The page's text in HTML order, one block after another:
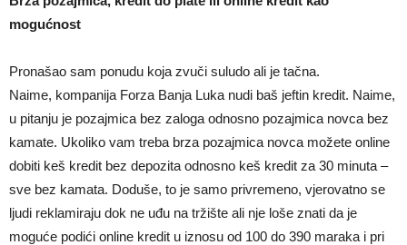
mogućnost
Pronašao sam ponudu koja zvuči suludo ali je tačna.
Naime, kompanija Forza Banja Luka nudi baš jeftin kredit. Naime,
u pitanju je pozajmica bez zaloga odnosno pozajmica novca bez
kamate. Ukoliko vam treba brza pozajmica novca možete online
dobiti keš kredit bez depozita odnosno keš kredit za 30 minuta –
sve bez kamata. Doduše, to je samo privremeno, vjerovatno se
ljudi reklamiraju dok ne uđu na tržište ali nje loše znati da je
moguće podići online kredit u iznosu od 100 do 390 maraka i pri